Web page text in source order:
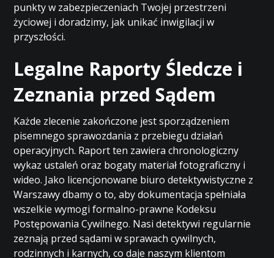
punkty w zabezpieczeniach Twojej przestrzeni
życiowej i doradzimy, jak unikać inwigilacji w
przyszłości.
Legalne Raporty Śledcze i
Zeznania przed Sądem
Każde zlecenie zakończone jest sporządzeniem
pisemnego sprawozdania z przebiegu działań
operacyjnych. Raport ten zawiera chronologiczny
wykaz ustaleń oraz bogaty materiał fotograficzny i
wideo. Jako licencjonowane biuro detektywistyczne z
Warszawy dbamy o to, aby dokumentacja spełniała
wszelkie wymogi formalno-prawne Kodeksu
Postępowania Cywilnego. Nasi detektywi regularnie
zeznają przed sądami w sprawach cywilnych,
rodzinnych i karnych, co daje naszym klientom